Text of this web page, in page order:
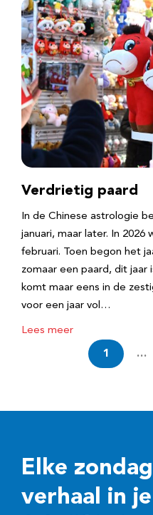
Verdrietig paard
In de Chinese astrologie
januari, maar later. In 2026
februari. Toen begon het
zomaar een paard, dit jaar
komt maar eens in de
voor een jaar vol…
Lees meer
1 …
Elke
verhaal in